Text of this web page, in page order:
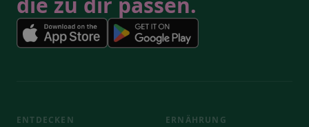
ENTDECKEN ERNÄHRUNG